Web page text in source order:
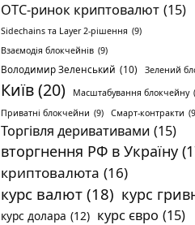
OTC-ринок криптовалют (15)
Sidechains та Layer 2-рішення (9)
Взаємодія блокчейнів (9)
Володимир Зеленський (10) Зелений
Київ(20) Масштабування блокчейну
Приватні блокчейни (9) Смарт-контракти
Торгівля деривативами (15)
вторгнення РФ в Україну
криптовалюта (16)
курс валют (18) курс
курс долара (12) курс євро (15)